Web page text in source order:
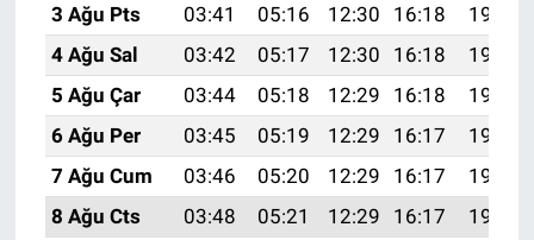
3 Ağu Pts
03:41 05:16 12:30 16:18
19:33
4 Ağu Sal
03:42 05:17 12:30 16:18
19:32
5 Ağu Çar
03:44 05:18 12:29 16:18
19:31
6 Ağu Per
03:45 05:19 12:29 16:17
19:30
7 Ağu Cum
03:46 05:20 12:29 16:17
19:29
8 Ağu Cts
03:48 05:21 12:29 16:17
19:28